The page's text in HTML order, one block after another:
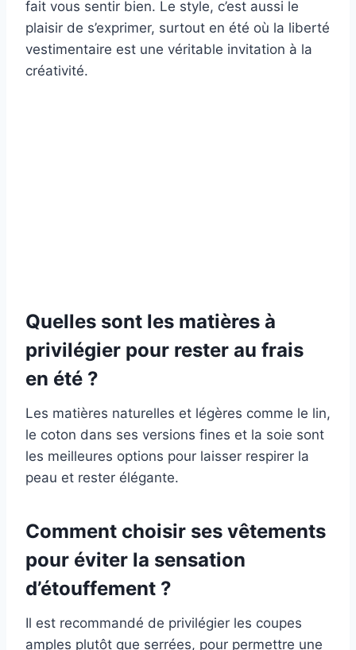
fait vous sentir bien. Le style, c’est aussi le
plaisir de s’exprimer, surtout en été où la liberté
vestimentaire est une véritable invitation à la
créativité.
Quelles sont les matières à
privilégier pour rester au frais
en été ?
Les matières naturelles et légères comme le lin,
le coton dans ses versions fines et la soie sont
les meilleures options pour laisser respirer la
peau et rester élégante.
Comment choisir ses vêtements
pour éviter la sensation
d’étouffement ?
Il est recommandé de privilégier les coupes
amples plutôt que serrées, pour permettre une